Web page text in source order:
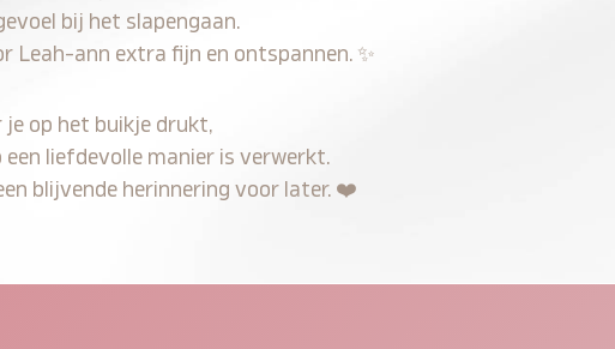
bij het slapengaan.
Leah-ann extra fijn en ontspannen. ✨
je op het buikje drukt,
liefdevolle manier is verwerkt.
blijvende herinnering voor later. ❤️